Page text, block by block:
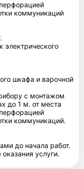
коммуникаций
электрического
шкафа и варочной
с монтажом
до 1 м. от места
коммуникаций.
до начала работ.
услуги.